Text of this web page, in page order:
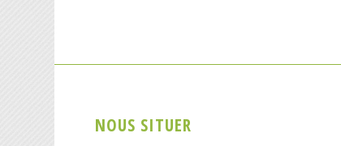
NOUS SITUER